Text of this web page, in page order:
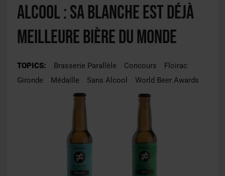
alcool : sa Blanche est déjà
Meilleure bière du monde
TOPICS: Brasserie Parallèle Concours
Floirac
Gironde
Médaille Sans Alcool World Beer Awards